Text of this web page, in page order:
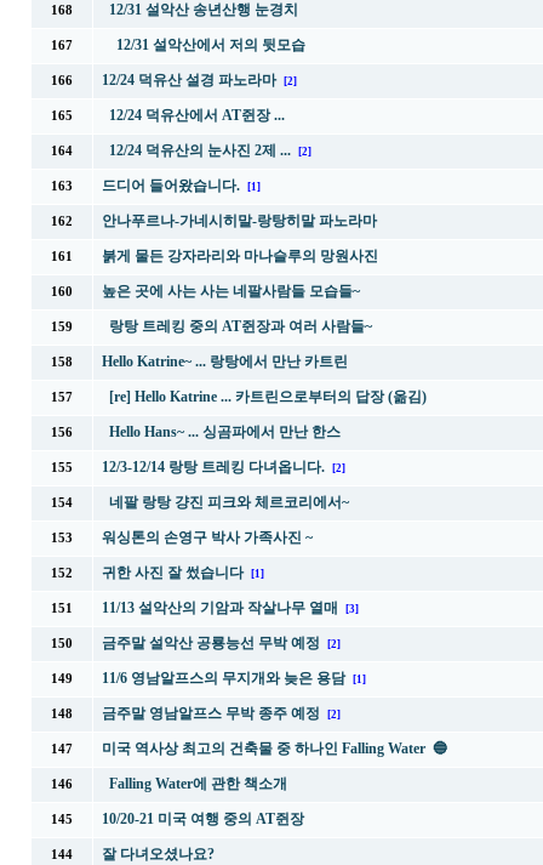
168 12/31 설악산 송년산행 눈경치
167 12/31 설악산에서 저의 뒷모습
166 12/24 덕유산 설경 파노라마 [2]
165 12/24 덕유산에서 AT쥔장 ...
164 12/24 덕유산의 눈사진 2제 ... [2]
163 드디어 들어왔습니다. [1]
162 안나푸르나-가네시히말-랑탕히말 파노라마
161 붉게 물든 강자라리와 마나슬루의 망원사진
160 높은 곳에 사는 사는 네팔사람들 모습들~
159 랑탕 트레킹 중의 AT쥔장과 여러 사람들~
158 Hello Katrine~ ... 랑탕에서 만난 카트린
157 [re] Hello Katrine ... 카트린으로부터의 답장 (옮김)
156 Hello Hans~ ... 싱곰파에서 만난 한스
155 12/3-12/14 랑탕 트레킹 다녀옵니다. [2]
154 네팔 랑탕 걍진 피크와 체르코리에서~
153 워싱톤의 손영구 박사 가족사진 ~
152 귀한 사진 잘 썼습니다 [1]
151 11/13 설악산의 기암과 작살나무 열매 [3]
150 금주말 설악산 공룡능선 무박 예정 [2]
149 11/6 영남알프스의 무지개와 늦은 용담 [1]
148 금주말 영남알프스 무박 종주 예정 [2]
147 미국 역사상 최고의 건축물 중 하나인 Falling Water 🔵
146 Falling Water에 관한 책소개
145 10/20-21 미국 여행 중의 AT쥔장
144 잘 다녀오셨나요?